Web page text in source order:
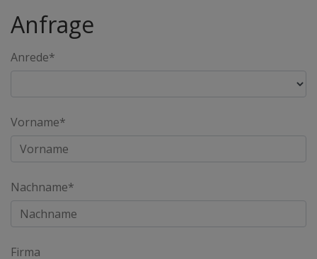
Anfrage
Anrede*
Vorname*
Nachname*
Firma